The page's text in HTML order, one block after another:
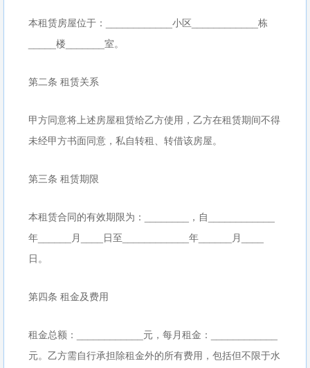
本租赁房屋位于：____________小区____________栋
_____楼_______室。
第二条 租赁关系
甲方同意将上述房屋租赁给乙方使用，乙方在租赁期间不得
未经甲方书面同意，私自转租、转借该房屋。
第三条 租赁期限
本租赁合同的有效期限为：________，自____________
年______月____日至____________年______月____
日。
第四条 租金及费用
租金总额：____________元，每月租金：____________
元。乙方需自行承担除租金外的所有费用，包括但不限于水